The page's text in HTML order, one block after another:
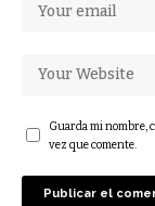
Guarda mi nombre,
vez que comente.